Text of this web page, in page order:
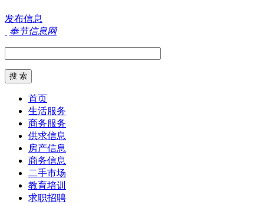
发布信息
奉节信息网
首页
生活服务
商务服务
供求信息
房产信息
商务信息
二手市场
教育培训
求职招聘